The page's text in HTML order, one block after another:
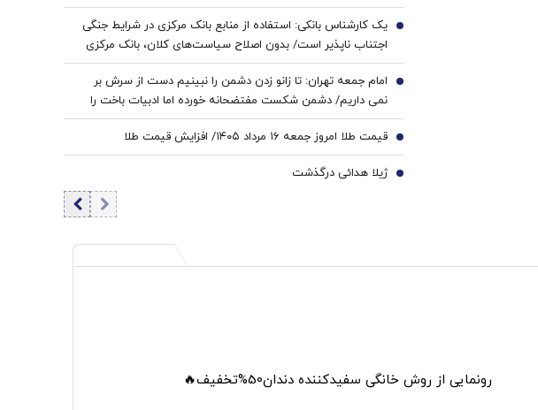
برای نفت خام
یک کارشناس بانکی: استفاده از منابع بانک مرکزی در شرایط جنگی
اجتناب ناپذیر است/ بدون اصلاح سیاست‌های کلان، بانک مرکزی
به تنهایی قادر به مهار تورم نیست
7
امام جمعه تهران: تا زانو زدن دشمن را نبینیم دست از سرش بر
نمی داریم/ دشمن شکست مفتضحانه خورده اما ادبیات باخت را
هم بلد نیست
8
قیمت طلا امروز جمعه ۱۶ مرداد ۱۴۰۵/ افزایش قیمت طلا 9
ژیلا هدائی درگذشت 10
رونمایی از روش خانگی سفیدکننده دندان50%تخفیف🔥